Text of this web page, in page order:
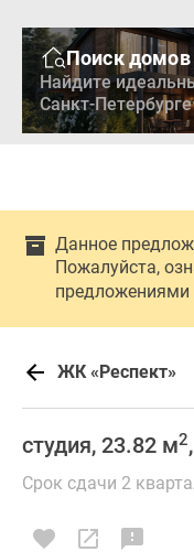
Поиск домов
Найдите
Санкт-
Данное
Пожалуйста,
предложениями
ЖК «Респект»
студия, 23.82 м2
Срок сдачи 2